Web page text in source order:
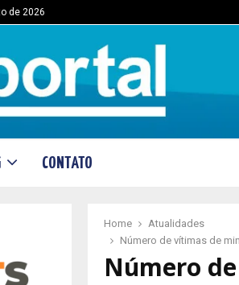
de 2026
CONTATO
Home
Atualidades
Número de vítimas de
Número